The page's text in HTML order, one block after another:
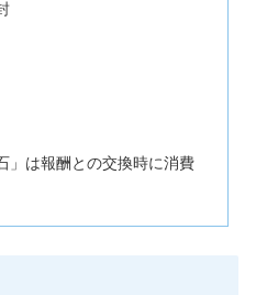
」は報酬との交換時に消費